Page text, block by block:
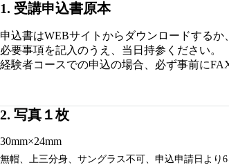
受講申込書原本
申込書はWEBサイトからダウンロードする
必要事項を記入のうえ、当日持参ください。
経験者コースでの申込の場合、必ず事前に
写真１枚
30mm×24mm
無帽、上三分身、サングラス不可、申込申請日より